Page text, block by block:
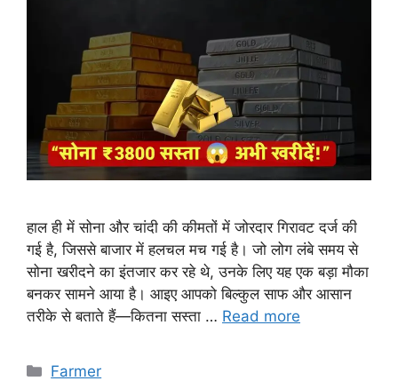
हाल ही में सोना और चांदी की कीमतों में जोरदार गिरावट दर्ज की
गई है, जिससे बाजार में हलचल मच गई है। जो लोग लंबे समय से
सोना खरीदने का इंतजार कर रहे थे, उनके लिए यह एक बड़ा मौका
बनकर सामने आया है। आइए आपको बिल्कुल साफ और आसान
तरीके से बताते हैं—कितना सस्ता … Read more
Categories
Farmer